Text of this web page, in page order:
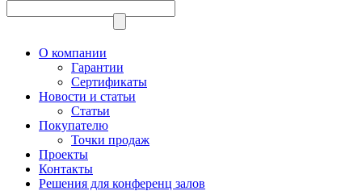
О компании
Гарантии
Сертификаты
Новости и статьи
Статьи
Покупателю
Точки продаж
Проекты
Контакты
Решения для конференц залов